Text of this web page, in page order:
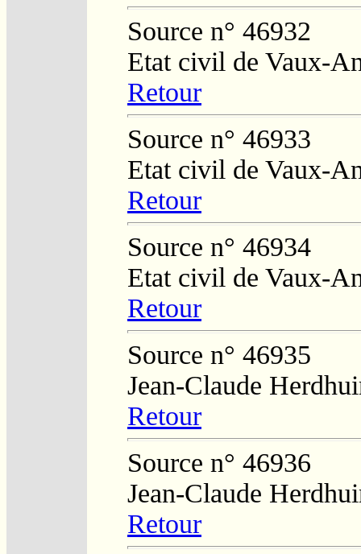
Source n° 46932
Etat civil de Vaux-
Retour
Source n° 46933
Etat civil de Vaux-
Retour
Source n° 46934
Etat civil de Vaux-
Retour
Source n° 46935
Jean-Claude
Retour
Source n° 46936
Jean-Claude
Retour